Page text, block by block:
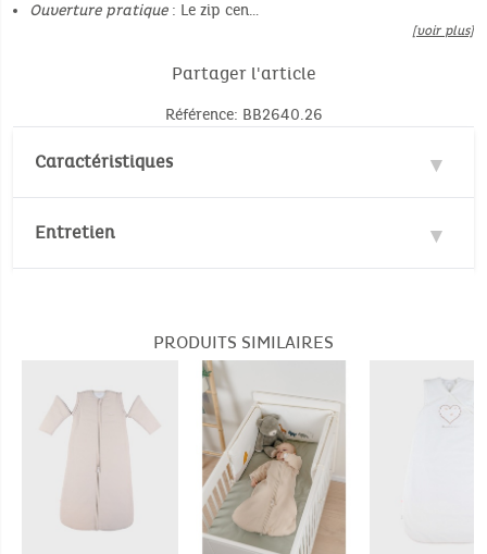
Ouverture pratique: Le zip cen…
[voir plus]
Partager l'article
Référence: BB2640.26
Caractéristiques
Normes environnementales :
Oekotex 100 - BJ025123040
Coton bio
Dimensions (Produit déplié): 100cm
Tog: TOG > 2
Entretien
Pas de blanchiment
Ne pas sécher au sèche-linge
PRODUITS SIMILAIRES